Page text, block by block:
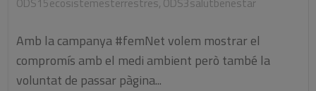
Amb la campanya #femNet volem mostrar el
compromís amb el medi ambient però també la
voluntat de passar pàgina...